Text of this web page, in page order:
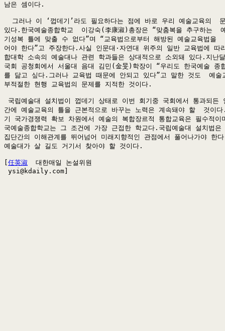
남은 셈이다.
그러나 이 ‘껍데기’라도 필요하다는 점에 바로 우리 예술교육의
있다.한국예술종합학교  이강숙(李康淑)총장은 “맞춤복을 추구하는
기성복 틀에 맞출 수 없다”며 “교육법으로부터 해방된 예술교육법을
어야 한다”고 주장한다.사실 인문대·자연대 위주의 일반 교육법에 따
합대학 소속의 예술대나 관련 학과들은 상대적으로 소외돼 있다.지난
국회 공청회에서 서울대 음대 김민(金旻)학장이 “우리도 한국예술 종
를 닮고 싶다.그러나 교육법 때문에 안되고 있다”고 말한 것도  예술
부적절한 현행 교육법의 문제를 지적한 것이다.
국립예술대 설치법이 껍데기 상태로 이번 회기중 국회에서 통과되든
간에 예술교육의 틀을 근본적으로 바꾸는 노력은 계속돼야 할  것이
기 국가경쟁력 확보 차원에서 예술의 복합장르적 통합교육은 필수적
국예술종합학교는 그 조건에 가장 근접한 학교다.국립예술대 설치법
집단간의 이해관계를 뛰어넘어 미래지향적인 관점에서 풀어나가야 한
예술대가 살 길도 거기서 찾아야 할 것이다.
任英淑
  대한매일 논설위원
ysi@kdaily.com]